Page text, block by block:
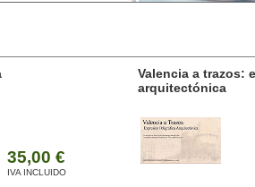
Valencia a trazos: expresión poligráfica